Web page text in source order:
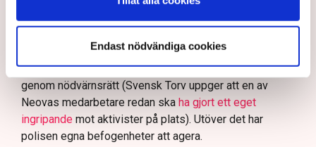
Endast nödvändiga cookies
Enligt Anna-Lena Mann, polisinspektör vid
verksamhetsutövaren, eller dennes ordningsvakter, rätt
att be personer lämna platsen och skydda sin egendom
genom nödvärnsrätt (Svensk Torv uppger att en av
Neovas medarbetare redan ska ha gjort ett eget
ingripande mot aktivister på plats). Utöver det har
polisen egna befogenheter att agera.